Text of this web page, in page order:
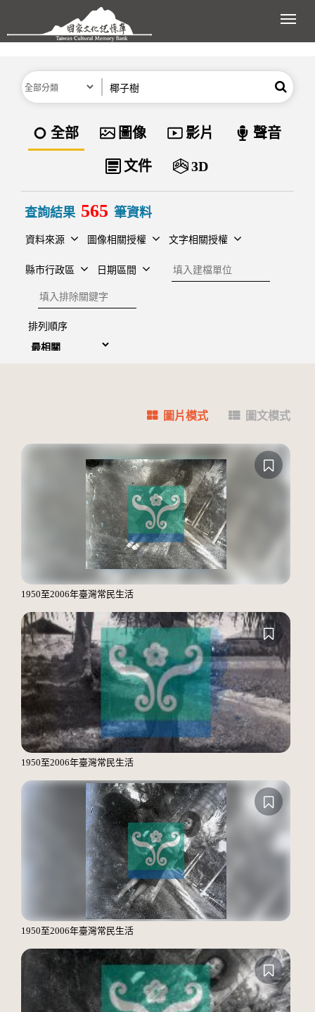
跳到主要內容區塊
展
分類 搜尋
資料類型
全部 圖像 影片 聲音
文件 3D
查詢結果 565 筆資料
資料來源 圖像相關授權 文字相關授權
縣市行政區 日期區間
建檔單位
排除關鍵字
排列順序
圖片模式 圖文模式
1950至2006年臺灣常民生活
1950至2006年臺灣常民生活
1950至2006年臺灣常民生活